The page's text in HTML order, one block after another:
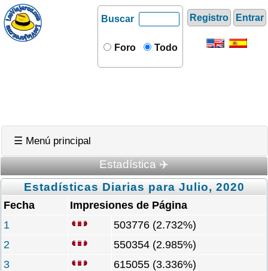
Registro Entrar
Buscar
Foro Todo
☰ Menú principal
Estadística ✈️
Estadísticas Diarias para Julio, 2020
Fecha
Impresiones de Página
1
503776 (2.732%)
2
550354 (2.985%)
3
615055 (3.336%)